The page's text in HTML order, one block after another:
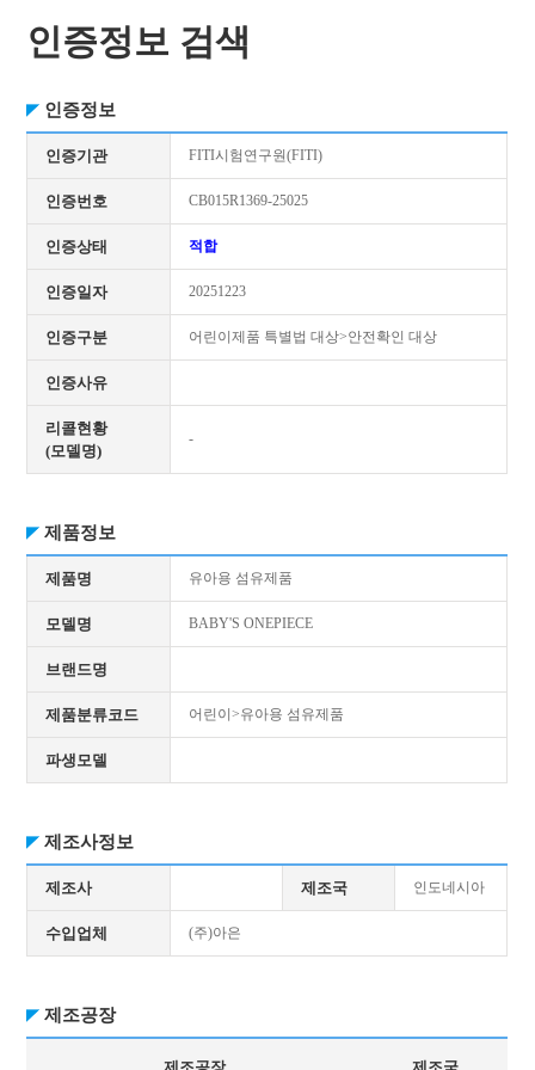
인증정보 검색
인증정보
인증기관 FITI시험연구원(FITI)
인증번호 CB015R1369-25025
인증상태 적합
인증일자 20251223
인증구분 어린이제품 특별법 대상>안전확인 대상
인증사유
리콜현황
(모델명)
-
제품정보
제품명 유아용 섬유제품
모델명 BABY'S ONEPIECE
브랜드명
제품분류코드 어린이>유아용 섬유제품
파생모델
제조사정보
제조사 제조국 인도네시아
수입업체 (주)아은
제조공장